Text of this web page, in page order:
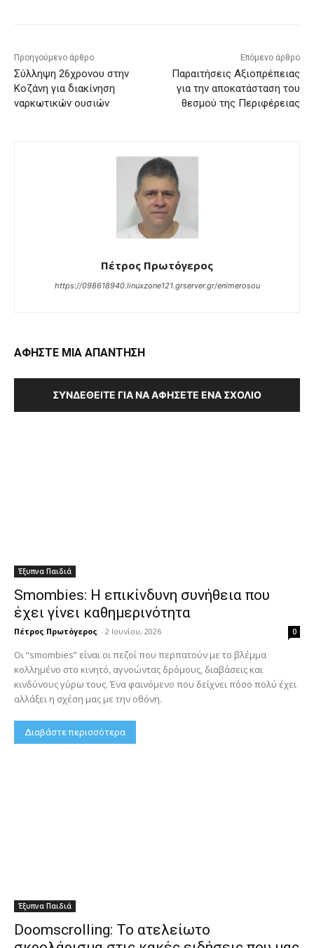
Προηγούμενο άρθρο
Σύλληψη 26χρονου στην
Κοζάνη για διακίνηση
ναρκωτικών ουσιών
Επόμενο άρθρο
Παραιτήσεις Αξιοπρέπειας
για την αποκατάσταση του
θεσμού της Περιφέρειας
Πέτρος Πρωτόγερος
https://098618940.linuxzone121.grserver.gr/enimerosou
ΑΦΗΣΤΕ ΜΙΑ ΑΠΑΝΤΗΣΗ
ΣΥΝΔΕΘΕΊΤΕ ΓΙΑ ΝΑ ΑΦΉΣΕΤΕ ΈΝΑ ΣΧΌΛΙΟ
Έξυπνα Παιδιά
Smombies: Η επικίνδυνη συνήθεια που
έχει γίνει καθημερινότητα
Πέτρος Πρωτόγερος - 2 Ιουνίου, 2026 0
Οι “smombies” είναι οι πεζοί που περπατούν με το βλέμμα
κολλημένο στο κινητό, αγνοώντας δρόμους, διαβάσεις και
κινδύνους γύρω τους. Ένα φαινόμενο που δείχνει πόσο πολύ έχει
αλλάξει η σχέση μας με την οθόνη.
Διαβάστε περισσότερα
Έξυπνα Παιδιά
Doomscrolling: Το ατελείωτο